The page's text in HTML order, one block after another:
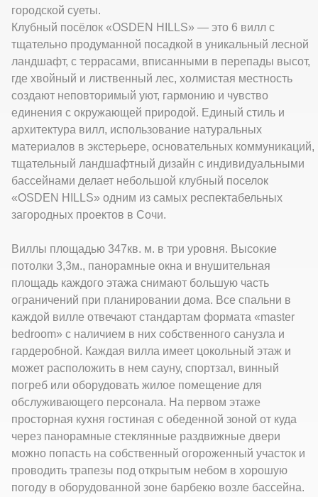
городской суеты.
Клубный посёлок «OSDEN HILLS» — это 6 вилл с
тщательно продуманной посадкой в уникальный лесной
ландшафт, с террасами, вписанными в перепады высот,
где хвойный и лиственный лес, холмистая местность
создают неповторимый уют, гармонию и чувство
единения с окружающей природой. Единый стиль и
архитектура вилл, использование натуральных
материалов в экстерьере, основательных коммуникаций,
тщательный ландшафтный дизайн с индивидуальными
бассейнами делает небольшой клубный поселок
«OSDEN HILLS» одним из самых респектабельных
загородных проектов в Сочи.
Виллы площадью 347кв. м. в три уровня. Высокие
потолки 3,3м., панорамные окна и внушительная
площадь каждого этажа снимают большую часть
ограничений при планировании дома. Все спальни в
каждой вилле отвечают стандартам формата «master
bedroom» с наличием в них собственного санузла и
гардеробной. Каждая вилла имеет цокольный этаж и
может расположить в нем сауну, спортзал, винный
погреб или оборудовать жилое помещение для
обслуживающего персонала. На первом этаже
просторная кухня гостиная с обеденной зоной от куда
через панорамные стеклянные раздвижные двери
можно попасть на собственный огороженный участок и
проводить трапезы под открытым небом в хорошую
погоду в оборудованной зоне барбекю возле бассейна.